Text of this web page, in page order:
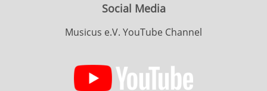
Social Media
Musicus e.V. YouTube Channel